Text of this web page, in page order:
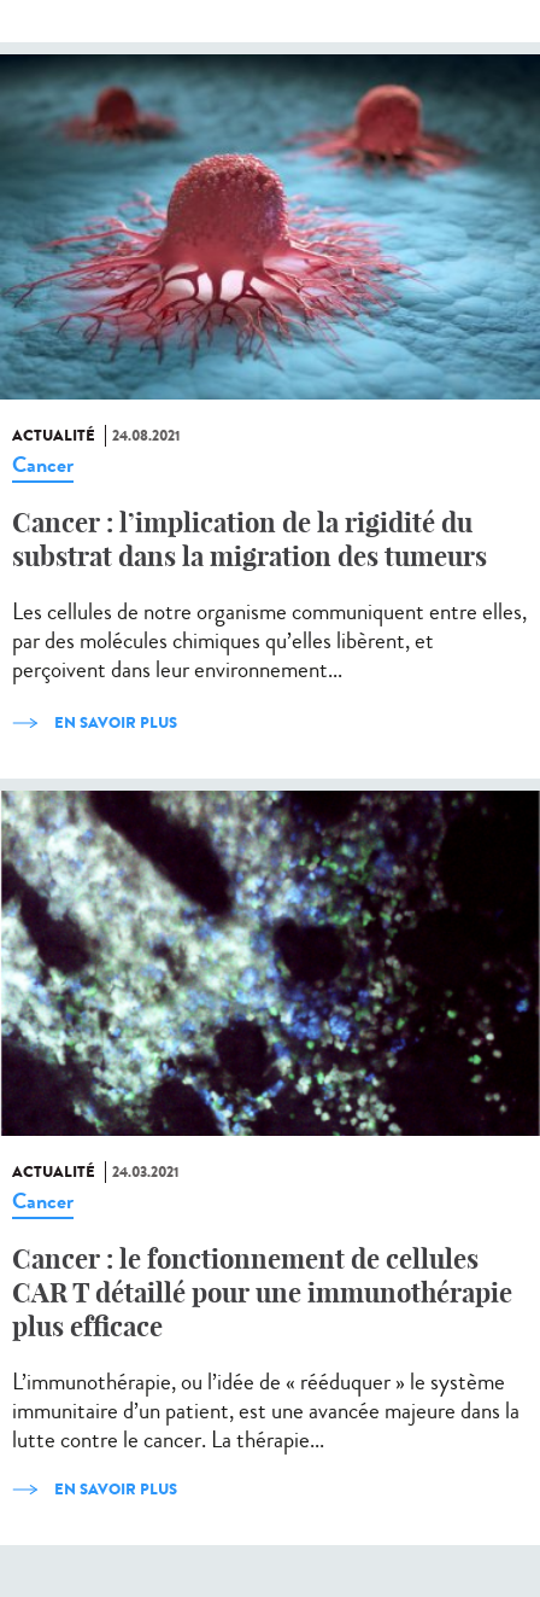
ACTUALITÉ 24.08.2021
Cancer
Cancer : l’implication de la rigidité du
substrat dans la migration des tumeurs
Les cellules de notre organisme communiquent entre elles,
par des molécules chimiques qu’elles libèrent, et
perçoivent dans leur environnement...
EN SAVOIR PLUS
ACTUALITÉ 24.03.2021
Cancer
Cancer : le fonctionnement de cellules
CAR T détaillé pour une immunothérapie
plus efficace
L’immunothérapie, ou l’idée de « rééduquer » le système
immunitaire d’un patient, est une avancée majeure dans la
lutte contre le cancer. La thérapie...
EN SAVOIR PLUS